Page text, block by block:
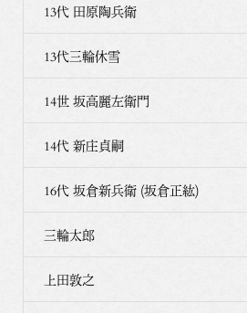
13代 田原陶兵衛
13代三輪休雪
14世 坂高麗左衛門
14代 新庄貞嗣
16代 坂倉新兵衛 (坂倉正紘)
三輪太郎
上田敦之